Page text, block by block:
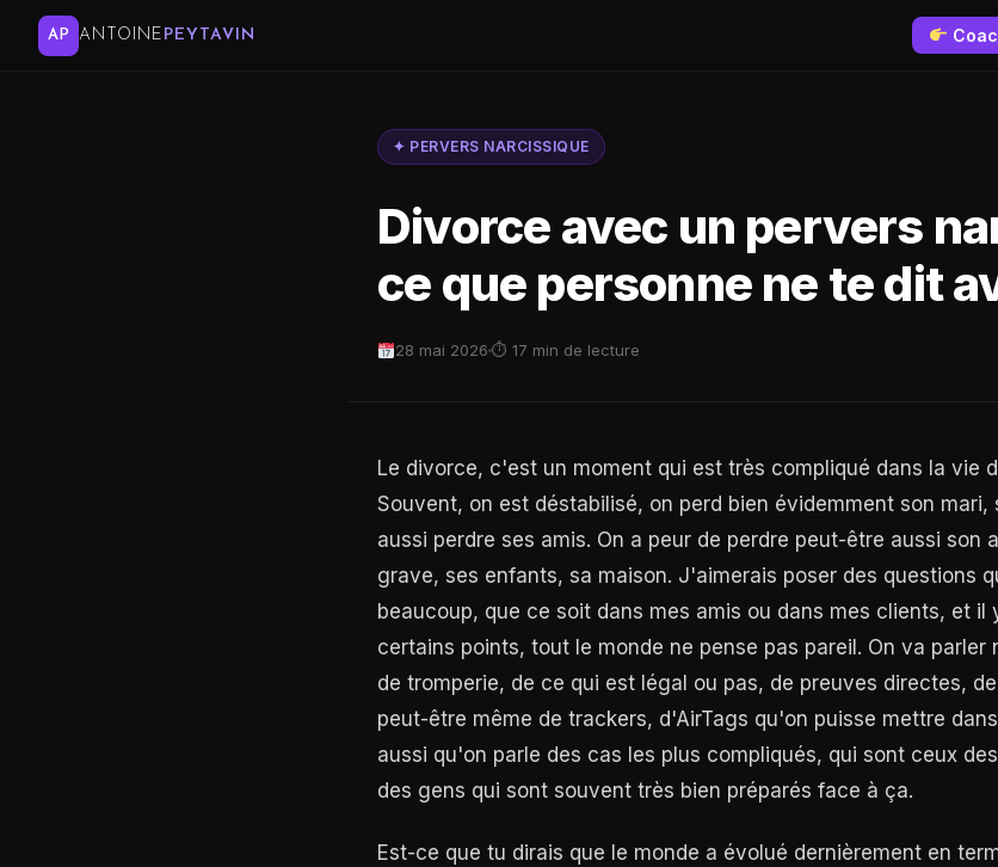
AP ANTOINE PEYTAVIN
✦ PERVERS NARCISSIQUE
Divorce avec un pervers
ce que personne ne te dit
28 mai 2026 ⏱ 17 min de lecture
Le divorce, c'est un moment qui est très compliqué dans la vie
Souvent, on est déstabilisé, on perd bien évidemment son mari,
aussi perdre ses amis. On a peur de perdre peut-être aussi son
grave, ses enfants, sa maison. J'aimerais poser des questions
beaucoup, que ce soit dans mes amis ou dans mes clients, et il
certains points, tout le monde ne pense pas pareil. On va parler
de tromperie, de ce qui est légal ou pas, de preuves directes,
peut-être même de trackers, d'AirTags qu'on puisse mettre
aussi qu'on parle des cas les plus compliqués, qui sont ceux
des gens qui sont souvent très bien préparés face à ça.
Est-ce que tu dirais que le monde a évolué dernièrement en